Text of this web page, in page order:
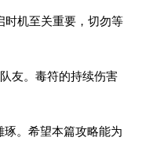
时机至关重要，切勿等
友。毒符的持续伤害
。希望本篇攻略能为